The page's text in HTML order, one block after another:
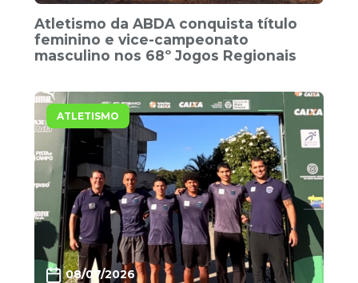
Atletismo da ABDA conquista título
feminino e vice-campeonato
masculino nos 68º Jogos Regionais
ATLETISMO
08/07/2026